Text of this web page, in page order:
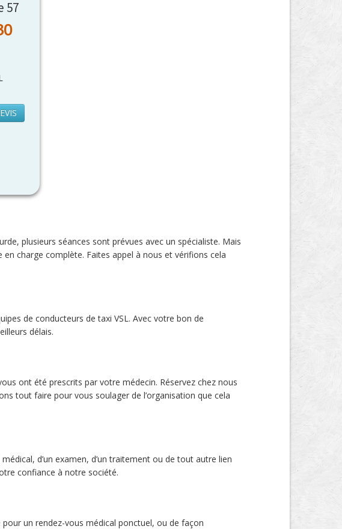
57
plusieurs séances sont prévues avec un spécialiste. Mais
charge complète. Faites appel à nous et vérifions cela
de conducteurs de taxi VSL. Avec votre bon de
délais.
ont été prescrits par votre médecin. Réservez chez nous
tout faire pour vous soulager de l’organisation que cela
d’un examen, d’un traitement ou de tout autre lien
confiance à notre société.
pour un rendez-vous médical ponctuel, ou de façon